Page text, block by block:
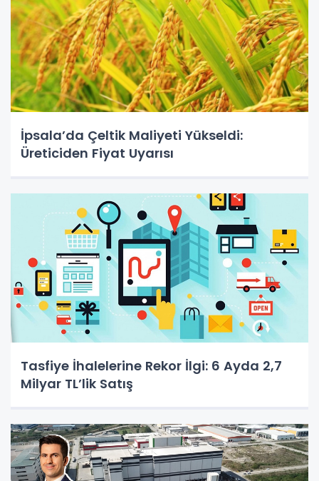
İpsala’da Çeltik Maliyeti Yükseldi:
Üreticiden Fiyat Uyarısı
Tasfiye İhalelerine Rekor İlgi: 6 Ayda 2,7
Milyar TL’lik Satış